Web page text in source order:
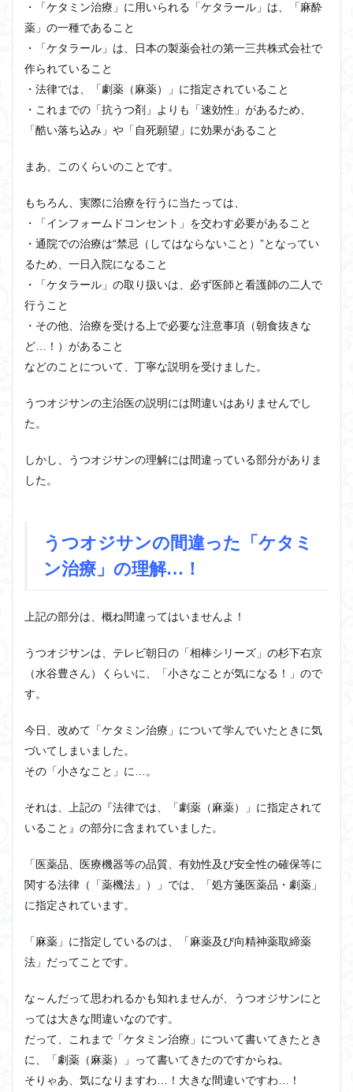
・「ケタミン治療」に用いられる「ケタラール」は、「麻酔
薬」の一種であること
・「ケタラール」は、日本の製薬会社の第一三共株式会社で
作られていること
・法律では、「劇薬（麻薬）」に指定されていること
・これまでの「抗うつ剤」よりも「速効性」があるため、
「酷い落ち込み」や「自死願望」に効果があること
まあ、このくらいのことです。
もちろん、実際に治療を行うに当たっては、
・「インフォームドコンセント」を交わす必要があること
・通院での治療は“禁忌（してはならないこと）”となってい
るため、一日入院になること
・「ケタラール」の取り扱いは、必ず医師と看護師の二人で
行うこと
・その他、治療を受ける上で必要な注意事項（朝食抜きな
ど…！）があること
などのことについて、丁寧な説明を受けました。
うつオジサンの主治医の説明には間違いはありませんでし
た。
しかし、うつオジサンの理解には間違っている部分がありま
した。
うつオジサンの間違った「ケタミ
ン治療」の理解…！
上記の部分は、概ね間違ってはいませんよ！
うつオジサンは、テレビ朝日の「相棒シリーズ」の杉下右京
（水谷豊さん）くらいに、「小さなことが気になる！」ので
す。
今日、改めて「ケタミン治療」について学んでいたときに気
づいてしまいました。
その「小さなこと」に…。
それは、上記の『法律では、「劇薬（麻薬）」に指定されて
いること』の部分に含まれていました。
「医薬品、医療機器等の品質、有効性及び安全性の確保等に
関する法律（「薬機法」）」では、「処方箋医薬品・劇薬」
に指定されています。
「麻薬」に指定しているのは、「麻薬及び向精神薬取締薬
法」だってことです。
な～んだって思われるかも知れませんが、うつオジサンにと
っては大きな間違いなのです。
だって、これまで「ケタミン治療」について書いてきたとき
に、「劇薬（麻薬）」って書いてきたのですからね。
そりゃあ、気になりますわ…！大きな間違いですわ…！